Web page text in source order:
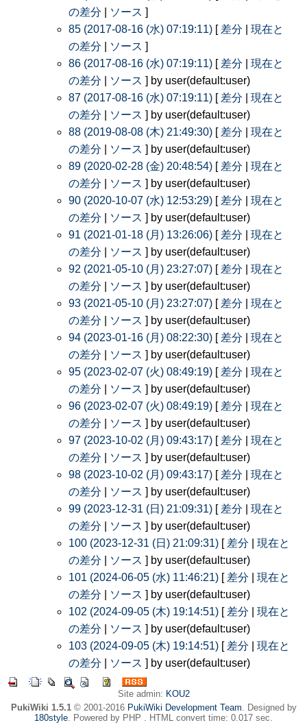
の差分
ソース ]
85 (2017-08-16 (水) 07:19:11) [ 差分
現在と
の差分
ソース ]
86 (2017-08-16 (水) 07:19:11) [ 差分
現在と
の差分
ソース ] by user(default:user)
87 (2017-08-16 (水) 07:19:11) [ 差分
現在と
の差分
ソース ] by user(default:user)
88 (2019-08-08 (木) 21:49:30) [ 差分
現在と
の差分
ソース ] by user(default:user)
89 (2020-02-28 (金) 20:48:54) [ 差分
現在と
の差分
ソース ] by user(default:user)
90 (2020-10-07 (水) 12:53:29) [ 差分
現在と
の差分
ソース ] by user(default:user)
91 (2021-01-18 (月) 13:26:06) [ 差分
現在と
の差分
ソース ] by user(default:user)
92 (2021-05-10 (月) 23:27:07) [ 差分
現在と
の差分
ソース ] by user(default:user)
93 (2021-05-10 (月) 23:27:07) [ 差分
現在と
の差分
ソース ] by user(default:user)
94 (2023-01-16 (月) 08:22:30) [ 差分
現在と
の差分
ソース ] by user(default:user)
95 (2023-02-07 (火) 08:49:19) [ 差分
現在と
の差分
ソース ] by user(default:user)
96 (2023-02-07 (火) 08:49:19) [ 差分
現在と
の差分
ソース ] by user(default:user)
97 (2023-10-02 (月) 09:43:17) [ 差分
現在と
の差分
ソース ] by user(default:user)
98 (2023-10-02 (月) 09:43:17) [ 差分
現在と
の差分
ソース ] by user(default:user)
99 (2023-12-31 (日) 21:09:31) [ 差分
現在と
の差分
ソース ] by user(default:user)
100 (2023-12-31 (日) 21:09:31) [ 差分
現在と
の差分
ソース ] by user(default:user)
101 (2024-06-05 (水) 11:46:21) [ 差分
現在と
の差分
ソース ] by user(default:user)
102 (2024-09-05 (木) 19:14:51) [ 差分
現在と
の差分
ソース ] by user(default:user)
103 (2024-09-05 (木) 19:14:51) [ 差分
現在と
の差分
ソース ] by user(default:user)
Site admin: KOU2
PukiWiki 1.5.1© 2001-2016 PukiWiki Development Team. Designed by
180style. Powered by PHP . HTML convert time: 0.017 sec.